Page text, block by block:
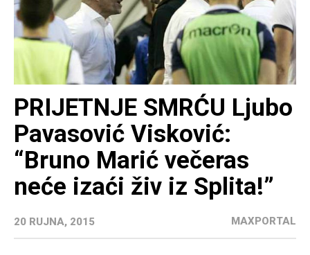
PRIJETNJE SMRĆU Ljubo
Pavasović Visković:
“Bruno Marić večeras
neće izaći živ iz Splita!”
20 RUJNA, 2015 MAXPORTAL